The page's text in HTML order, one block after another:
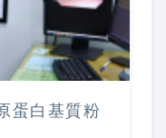
蛋白基質粉